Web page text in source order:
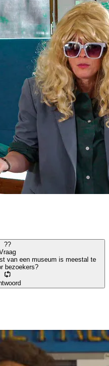
??
van een museum is meestal te
bezoekers?